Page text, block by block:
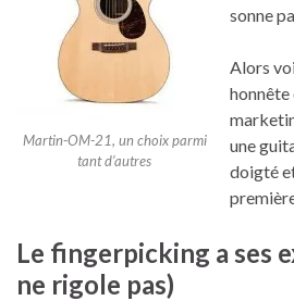
Martin-OM-21, un choix parmi
tant d’autres
sonne
Alors
honnête
une
doigté
Le fingerpicking a ses
ne rigole pas)